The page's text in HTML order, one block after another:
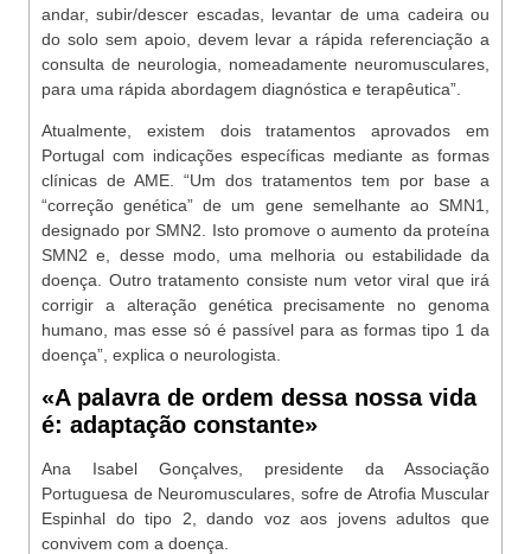
andar, subir/descer escadas, levantar de uma cadeira ou
do solo sem apoio, devem levar a rápida referenciação a
consulta de neurologia, nomeadamente neuromusculares,
para uma rápida abordagem diagnóstica e terapêutica”.
Atualmente, existem dois tratamentos aprovados em
Portugal com indicações específicas mediante as formas
clínicas de AME. “Um dos tratamentos tem por base a
“correção genética” de um gene semelhante ao SMN1,
designado por SMN2. Isto promove o aumento da proteína
SMN2 e, desse modo, uma melhoria ou estabilidade da
doença. Outro tratamento consiste num vetor viral que irá
corrigir a alteração genética precisamente no genoma
humano, mas esse só é passível para as formas tipo 1 da
doença”, explica o neurologista.
«A palavra de ordem dessa nossa vida
é: adaptação constante»
Ana Isabel Gonçalves, presidente da Associação
Portuguesa de Neuromusculares, sofre de Atrofia Muscular
Espinhal do tipo 2, dando voz aos jovens adultos que
convivem com a doença.